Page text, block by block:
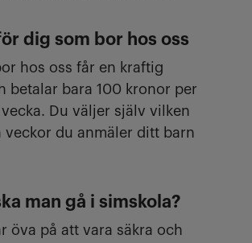
dig som bor hos oss
hos oss får en kraftig
betalar bara 100 kronor per
Du väljer själv vilken
veckor du anmäler ditt barn
man gå i simskola?
öva på att vara säkra och